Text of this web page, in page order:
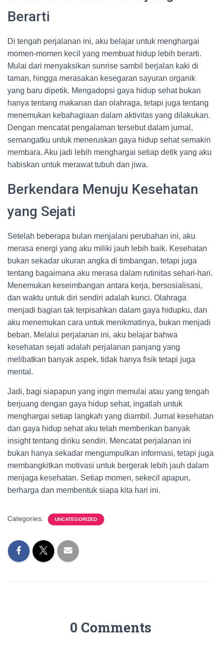
Berarti
Di tengah perjalanan ini, aku belajar untuk menghargai
momen-momen kecil yang membuat hidup lebih berarti.
Mulai dari menyaksikan sunrise sambil berjalan kaki di
taman, hingga merasakan kesegaran sayuran organik
yang baru dipetik. Mengadopsi gaya hidup sehat bukan
hanya tentang makanan dan olahraga, tetapi juga tentang
menemukan kebahagiaan dalam aktivitas yang dilakukan.
Dengan mencatat pengalaman tersebut dalam jurnal,
semangatku untuk meneruskan gaya hidup sehat semakin
membara. Aku jadi lebih menghargai setiap detik yang aku
habiskan untuk merawat tubuh dan jiwa.
Berkendara Menuju Kesehatan
yang Sejati
Setelah beberapa bulan menjalani perubahan ini, aku
merasa energi yang aku miliki jauh lebih baik. Kesehatan
bukan sekadar ukuran angka di timbangan, tetapi juga
tentang bagaimana aku merasa dalam rutinitas sehari-hari.
Menemukan keseimbangan antara kerja, bersosialisasi,
dan waktu untuk diri sendiri adalah kunci. Olahraga
menjadi bagian tak terpisahkan dalam gaya hidupku, dan
aku menemukan cara untuk menikmatinya, bukan menjadi
beban. Melalui perjalanan ini, aku belajar bahwa
kesehatan sejati adalah perjalanan panjang yang
melibatkan banyak aspek, tidak hanya fisik tetapi juga
mental.
Jadi, bagi siapapun yang ingin memulai atau yang tengah
berjuang dengan gaya hidup sehat, ingatlah untuk
menghargai setiap langkah yang diambil. Jurnal kesehatan
dan gaya hidup sehat aku telah memberikan banyak
insight tentang diriku sendiri. Mencatat perjalanan ini
bukan hanya sekadar mengumpulkan informasi, tetapi juga
membangkitkan motivasi untuk bergerak lebih jauh dalam
menjaga kesehatan. Setiap momen, sekecil apapun,
berharga dan membentuk siapa kita hari ini.
Categories: UNCATEGORIZED
0 Comments